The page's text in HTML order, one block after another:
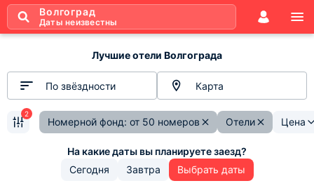
Волгоград
Даты неизвестны
Лучшие отели Волгограда
По звёздности Карта
Номерной фонд: от 50 номеров Отели Цена
2
Сегодня Завтра Выбрать даты